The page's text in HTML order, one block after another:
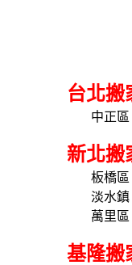
台北搬
中正
新北搬
板橋
淡水
萬里
基隆搬